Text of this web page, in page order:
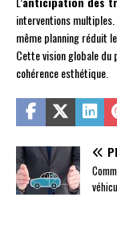
interventions
même planning réduit
Cette vision globale
cohérence esthétique.